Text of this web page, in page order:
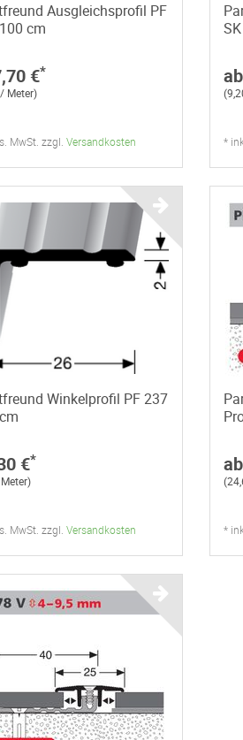
Ausgleichsprofil PF
cm
€*
Meter)
MwSt. zzgl. Versandkosten *
Winkelprofil PF 237
€*
MwSt. zzgl. Versandkosten *